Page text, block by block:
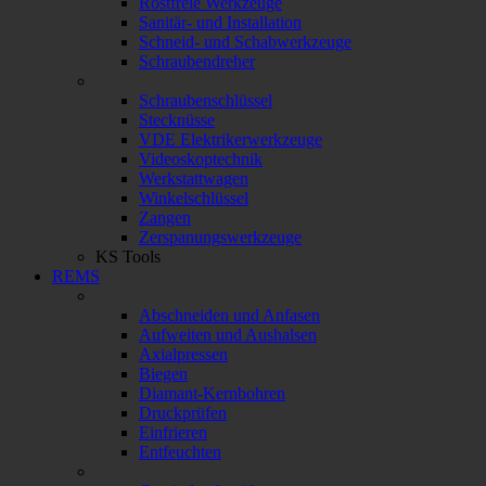
Sanitär- und Installation
Schneid- und Schabwerkzeuge
Schraubendreher
Schraubenschlüssel
Stecknüsse
VDE Elektrikerwerkzeuge
Videoskoptechnik
Werkstattwagen
Winkelschlüssel
Zangen
Zerspanungswerkzeuge
KS Tools
REMS
Abschneiden und Anfasen
Aufweiten und Aushalsen
Axialpressen
Biegen
Diamant-Kernbohren
Druckprüfen
Einfrieren
Entfeuchten